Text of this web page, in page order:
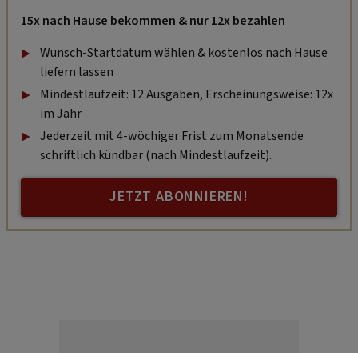
15x nach Hause bekommen & nur 12x bezahlen
Wunsch-Startdatum wählen & kostenlos nach Hause
liefern lassen
Mindestlaufzeit: 12 Ausgaben, Erscheinungsweise: 12x
im Jahr
Jederzeit mit 4-wöchiger Frist zum Monatsende
schriftlich kündbar (nach Mindestlaufzeit).
JETZT ABONNIEREN!